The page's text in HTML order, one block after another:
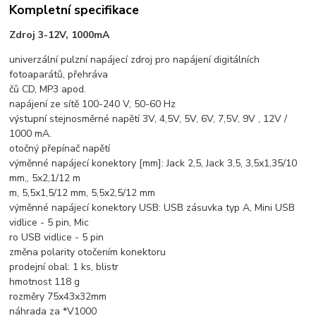
Kompletní specifikace
Zdroj 3-12V, 1000mA
univerzální pulzní napájecí zdroj pro napájení digitálních
fotoaparátů, přehráva
čů CD, MP3 apod.
napájení ze sítě 100-240 V, 50-60 Hz
výstupní stejnosměrné napětí 3V, 4,5V, 5V, 6V, 7,5V, 9V , 12V /
1000 mA.
otočný přepínač napětí
výměnné napájecí konektory [mm]: Jack 2,5, Jack 3,5, 3,5x1,35/10
mm,, 5x2,1/12 m
m, 5,5x1,5/12 mm, 5,5x2,5/12 mm
výměnné napájecí konektory USB: USB zásuvka typ A, Mini USB
vidlice - 5 pin, Mic
ro USB vidlice - 5 pin
změna polarity otočením konektoru
prodejní obal: 1 ks, blistr
hmotnost 118 g
rozměry 75x43x32mm
náhrada za *V1000